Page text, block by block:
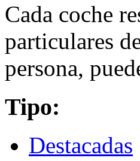
Cada coche
particulares
persona,
Tipo:
Destacadas